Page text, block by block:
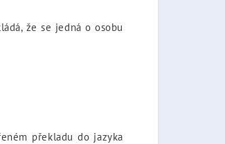
že se jedná o osobu
překladu do jazyka